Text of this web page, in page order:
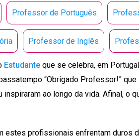
Professor de Português
Professor de Inglês
Estudante que se celebra, em
“Obrigado Professor!”
inspiraram ao longo da vida. Afinal, o
estes profissionais enfrentam duros